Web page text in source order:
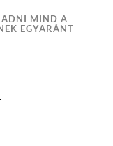
ADNI MIND A
EGYARÁNT